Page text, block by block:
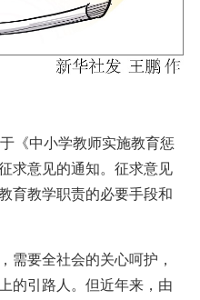
中小学教师实施教育惩
求意见的通知。征求意见
育教学职责的必要手段和
要全社会的关心呵护，
的引路人。但近年来，由